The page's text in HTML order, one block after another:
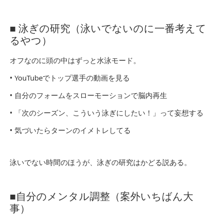
■ 泳ぎの研究（泳いでないのに一番考えて
るやつ）
オフなのに頭の中はずっと水泳モード。
• YouTubeでトップ選手の動画を見る
• 自分のフォームをスローモーションで脳内再生
• 「次のシーズン、こういう泳ぎにしたい！」って妄想する
• 気づいたらターンのイメトレしてる
泳いでない時間のほうが、泳ぎの研究はかどる説ある。
■自分のメンタル調整（案外いちばん大
事）